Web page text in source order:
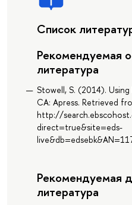
Список
Рекомендуемая
литература
Stowell, S. (2014).
CA: Apress. Retrieved
http://
direct=true&site=eds-
Рекомендуемая
литература